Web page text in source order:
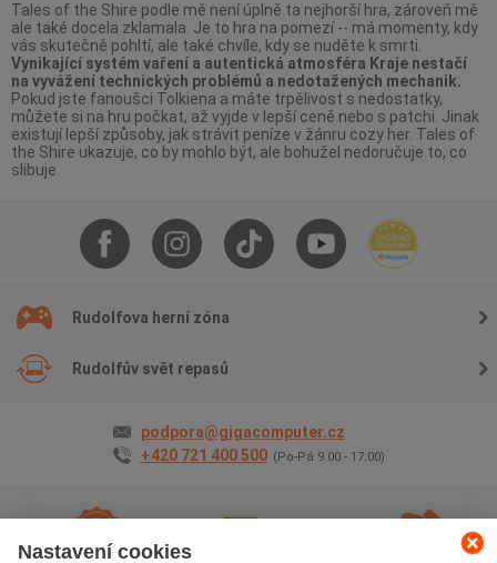
Nastavení cookies
Tales of the Shire podle mě není úplně ta nejhorší hra, zároveň mě
ale také docela zklamala. Je to hra na pomezí -- má momenty, kdy
vás skutečně pohltí, ale také chvíle, kdy se nuděte k smrti.
Vynikající systém vaření a autentická atmosféra Kraje nestačí
na vyvážení technických problémů a nedotažených mechanik.
Pokud jste fanoušci Tolkiena a máte trpělivost s nedostatky,
můžete si na hru počkat, až vyjde v lepší ceně nebo s patchi. Jinak
existují lepší způsoby, jak strávit peníze v žánru cozy her. Tales of
the Shire ukazuje, co by mohlo být, ale bohužel nedoručuje to, co
slibuje.
Rudolfova herní zóna
Rudolfův svět repasů
podpora@gigacomputer.cz
+420 721 400 500 (Po-Pá 9.00 - 17.00)